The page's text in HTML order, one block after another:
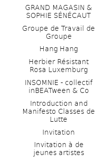
GRAND MAGASIN &
SOPHIE SÉNÉCAUT
Groupe de Travail de
Groupe
Hang Hang
Herbier Résistant
Rosa Luxemburg
INSOMNIE - collectif
inBEATween & Co
Introduction and
Manifesto Classes de
Lutte
Invitation
Invitation à de
jeunes artistes